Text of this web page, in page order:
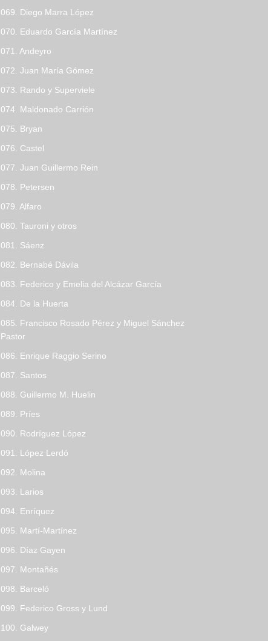
069. Diego Marra López
070. Eduardo García Martínez
071. Andeyro
072. Juan María Gómez
073. Rando y Superviele
074. Maldonado Carrión
075. Bryan
076. Castel
077. Juan Guillermo Rein
078. Petersen
079. Alfaro
080. Tauroni y otros
081. Sáenz
082. Bernabé Dávila
083. Federico y Emelia del Alcázar García
084. De la Huerta
085. Francisco Rosado Pérez y Miguel Sánchez
Pastor
086. Enrique Raggio Serino
087. Santos
088. Guillermo M. Huelin
089. Príes
090. Rodríguez López
091. López Lerdó
092. Molina
093. Larios
094. Enríquez
095. Martí-Martínez
096. Díaz Gayen
097. Montañés
098. Barceló
099. Federico Gross y Lund
100. Galwey